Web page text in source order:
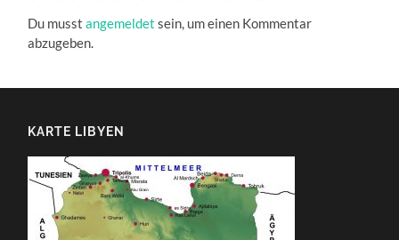
Du musstangemeldet sein, um einen Kommentar
abzugeben.
KARTE LIBYEN